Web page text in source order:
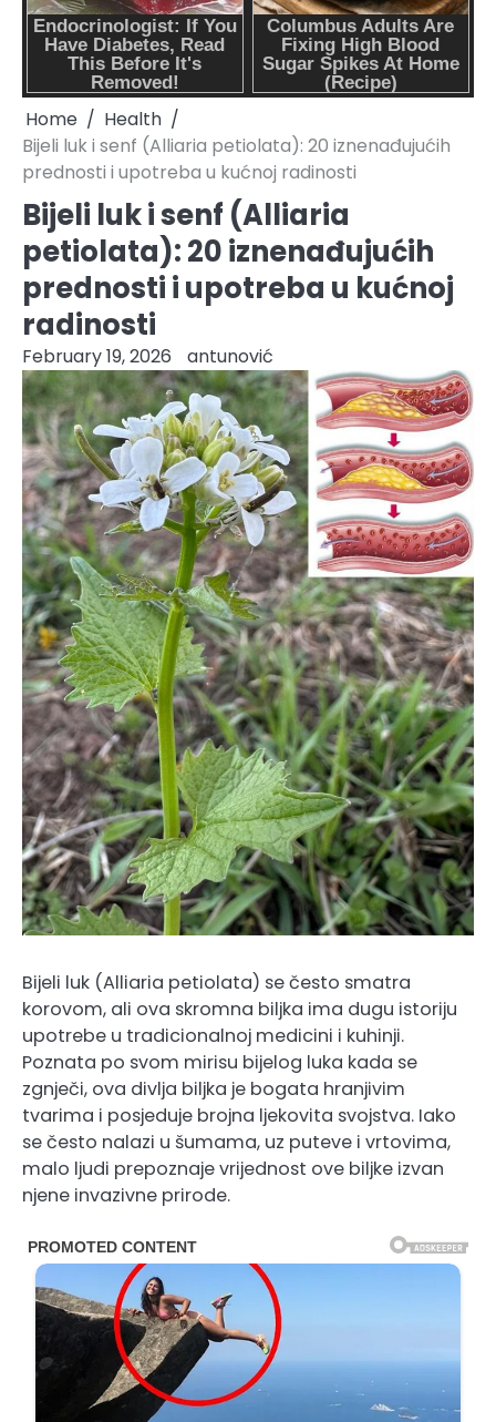
Home
Health
Bijeli luk i senf (Alliaria petiolata): 20 iznenađujućih
prednosti i upotreba u kućnoj radinosti
Bijeli luk i senf (Alliaria
petiolata): 20 iznenađujućih
prednosti i upotreba u kućnoj
radinosti
February 19, 2026 antunović
Bijeli luk (Alliaria petiolata) se često smatra
korovom, ali ova skromna biljka ima dugu istoriju
upotrebe u tradicionalnoj medicini i kuhinji.
Poznata po svom mirisu bijelog luka kada se
zgnječi, ova divlja biljka je bogata hranjivim
tvarima i posjeduje brojna ljekovita svojstva. Iako
se često nalazi u šumama, uz puteve i vrtovima,
malo ljudi prepoznaje vrijednost ove biljke izvan
njene invazivne prirode.